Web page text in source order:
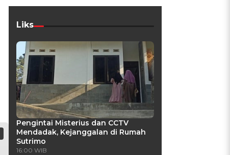
Liks
Pengintai Misterius dan CCTV
Mendadak, Kejanggalan di Rumah
Sutrimo
16:00 WIB